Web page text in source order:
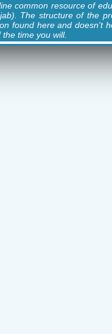
common resource of
The structure of the
found here and doesn't
time you will.